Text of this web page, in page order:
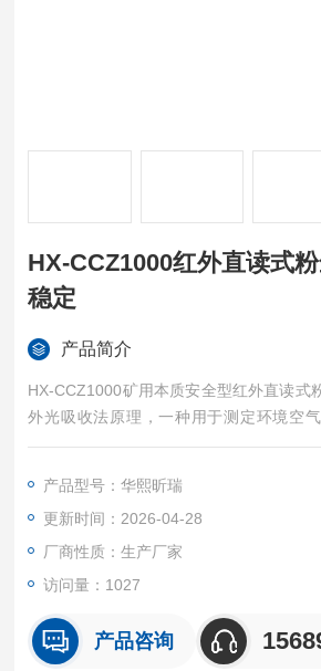
HX-CCZ1000红外直读式
稳定
产品简介
HX-CCZ1000矿用本质安全型红外直读式
外光吸收法原理，一种用于测定环境空
器。 HX-CCZ1000红外直读式粉尘浓度测
产品型号：华熙昕瑞
更新时间：2026-04-28
厂商性质：生产厂家
访问量：1027
产品咨询